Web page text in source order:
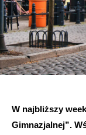
W najbliższy
Gimnazjalnej”.